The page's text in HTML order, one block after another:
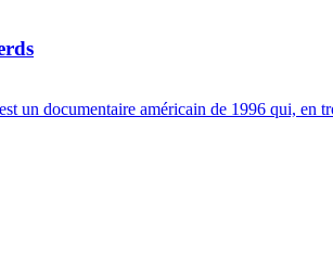
un documentaire américain de 1996 qui, en